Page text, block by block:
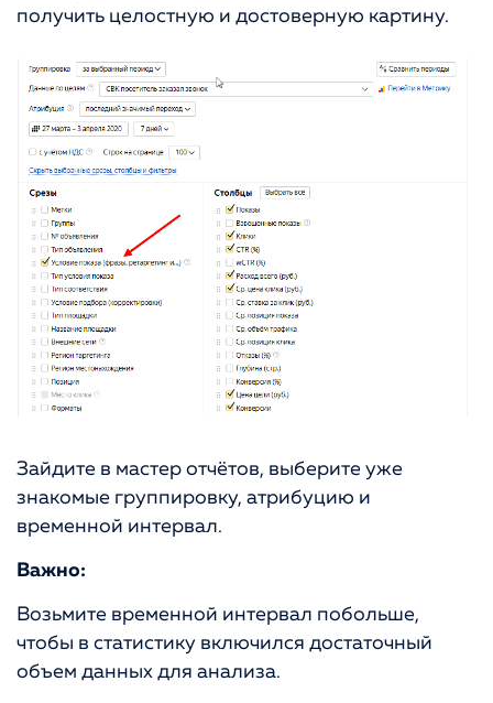
получить целостную и достоверную картину.
Зайдите в мастер отчётов, выберите уже
знакомые группировку, атрибуцию и
временной интервал.
Важно:
Возьмите временной интервал побольше,
чтобы в статистику включился достаточный
объем данных для анализа.